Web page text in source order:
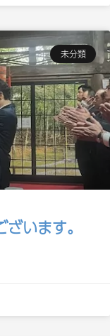
未分類
います。